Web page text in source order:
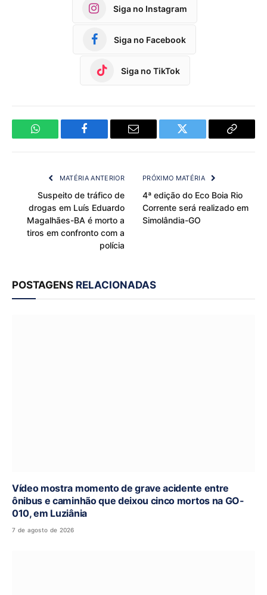
Siga no Instagram
Siga no Facebook
Siga no TikTok
WhatsApp Facebook Email Twitter
Copy
MATÉRIA ANTERIOR
Suspeito de tráfico de
drogas em Luís Eduardo
Magalhães-BA é morto a
tiros em confronto com a
polícia
PRÓXIMO MATÉRIA
4ª edição do Eco Boia Rio
Corrente será realizado em
Simolândia-GO
POSTAGENS RELACIONADAS
Vídeo mostra momento de grave acidente entre
ônibus e caminhão que deixou cinco mortos na GO-
010, em Luziânia
7 de agosto de 2026